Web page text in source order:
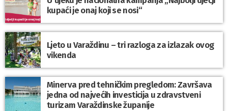
kupaći je onaj koji se nosi“
Ljeto u Varaždinu – tri razloga za izlazak ovog
vikenda
Minerva pred tehničkim pregledom: Završava
jedna od najvećih investicija u zdravstveni
turizam Varaždinske županije